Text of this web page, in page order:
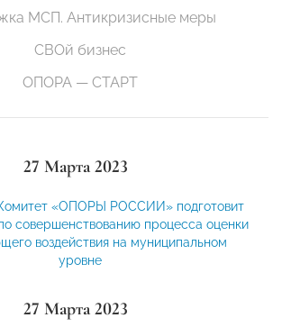
МСП. Антикризисные меры
СВОй бизнес
ОПОРА — СТАРТ
27 Марта 2023
«ОПОРЫ РОССИИ» подготовит
совершенствованию процесса оценки
воздействия на муниципальном
уровне
27 Марта 2023